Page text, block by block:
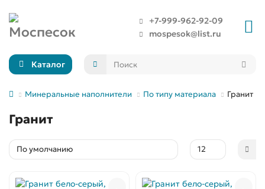
+7-999-962-92-09
mospesok@list.ru
Каталог
Минеральные наполнители По типу материала Гранит
Гранит